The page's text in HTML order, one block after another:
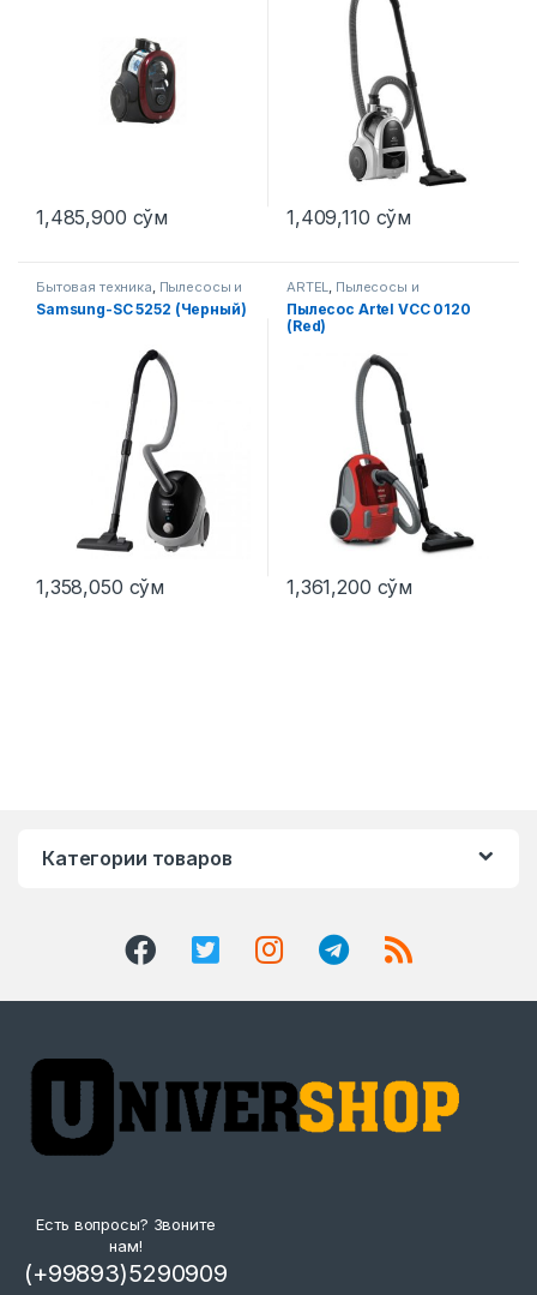
1,485,900 сўм 1,409,110 сўм
Бытовая техника, Пылесосы и
аксессуары
Samsung-SC 5252 (Черный)
1,358,050 сўм
ARTEL, Пылесосы и
аксессуары
Пылесос Artel VCC 0120
(Red)
1,361,200 сўм
Категории товаров
Есть вопросы? Звоните
нам!
(+99893)5290909